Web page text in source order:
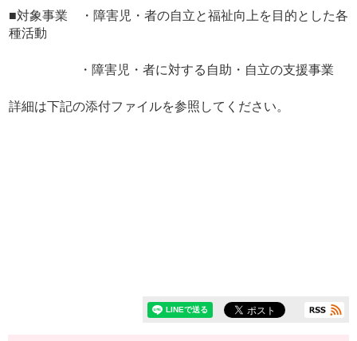
■対象事業 ・障害児・者の自立と福祉向上を目的とした各
種活動
・障害児・者に対する自助・自立の支援事業
詳細は下記の添付ファイルを参照してください。